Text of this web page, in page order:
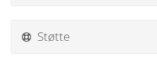
Støtte